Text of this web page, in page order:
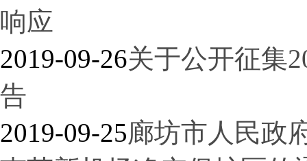
响应
2019-09-26关于公开征集
告
2019-09-25廊坊市人民政